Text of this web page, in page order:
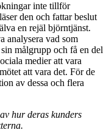
inte tillför
den och fattar beslut
en rejäl björntjänst.
analysera vad som
målgrupp och få en del
medier att vara
att vara det. För de
av dessa och flera
hur deras kunders